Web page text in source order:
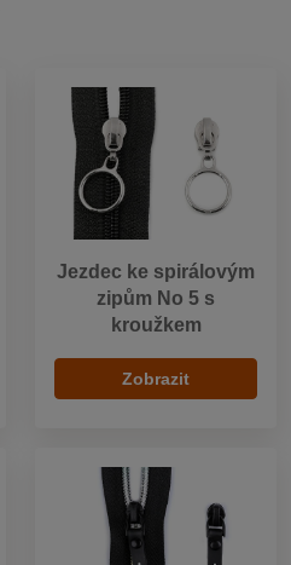
Jezdec ke spirálovým
zipům No 5 s
kroužkem
Zobrazit